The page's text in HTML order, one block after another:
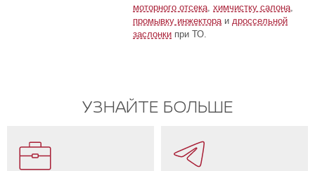
моторного отсека ,химчистку салона
промывку инжектора и дроссельной
заслонки при ТО.
УЗНАЙТЕ БОЛЬШЕ